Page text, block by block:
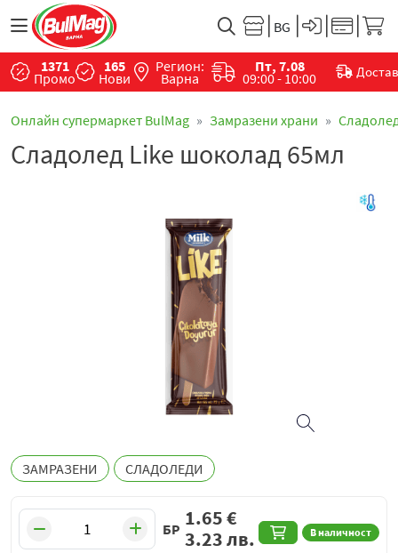
1371
Промо
165
Нови
Регион:
Варна
Пт, 7.08
09:00 - 10:00
Онлайн супермаркет BulMag Замразени храни
Сладолед Like шоколад 65мл
ЗАМРАЗЕНИ СЛАДОЛЕДИ
БР В наличност
1.65€
3.23лв.